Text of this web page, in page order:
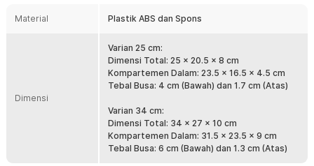
dibawa, Anda dapat menggunakan kotak perkakas dari TaffGUARD.
bagian dalam agar perkakas atau perlengkapan fotografi tetap aman
Fitur
Bawa Alat dengan Lengkap
Pekerjaan instalasi elektronik, pertukangan, hingga fotografi
membutuhkan banyak peralatan. Dengan kotak perkakas
TaffGUARD, Anda tak akan meninggalkan satu alat pun karena kotak
Material Plastik ABS dan Spons
Dimensi
Varian 25 cm:
Dimensi Total: 25 x 20.5 x 8 cm
Kompartemen Dalam: 23.5 x 16.5 x 4.5 cm
Tebal Busa: 4 cm (Bawah) dan 1.7 cm (Atas)
Varian 34 cm:
Dimensi Total: 34 x 27 x 10 cm
Kompartemen Dalam: 31.5 x 23.5 x 9 cm
Tebal Busa: 6 cm (Bawah) dan 1.3 cm (Atas)